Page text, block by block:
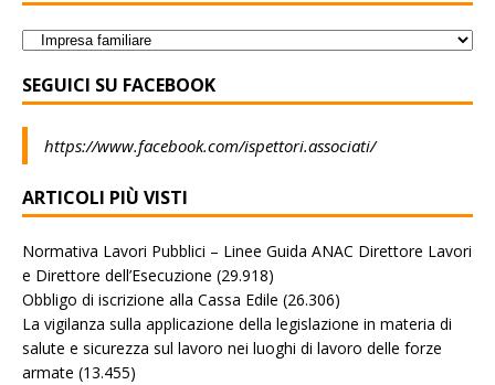
SEGUICI SU FACEBOOK
https://www.facebook.com/ispettori.associati/
ARTICOLI PIÙ VISTI
Normativa Lavori Pubblici – Linee Guida ANAC Direttore Lavori
e Direttore dell’Esecuzione (29.918)
Obbligo di iscrizione alla Cassa Edile (26.306)
La vigilanza sulla applicazione della legislazione in materia di
salute e sicurezza sul lavoro nei luoghi di lavoro delle forze
armate (13.455)